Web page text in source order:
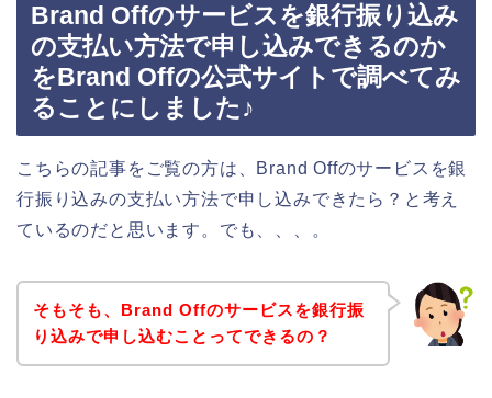
Brand Offのサービスを銀行振り込み
の支払い方法で申し込みできるのか
をBrand Offの公式サイトで調べてみ
ることにしました♪
こちらの記事をご覧の方は、Brand Offのサービスを銀
行振り込みの支払い方法で申し込みできたら？と考え
ているのだと思います。でも、、、。
そもそも、Brand Offのサービスを銀行振
り込みで申し込むことってできるの？